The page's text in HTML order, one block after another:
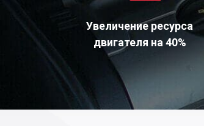
Увеличение ресурса
двигателя на 40%